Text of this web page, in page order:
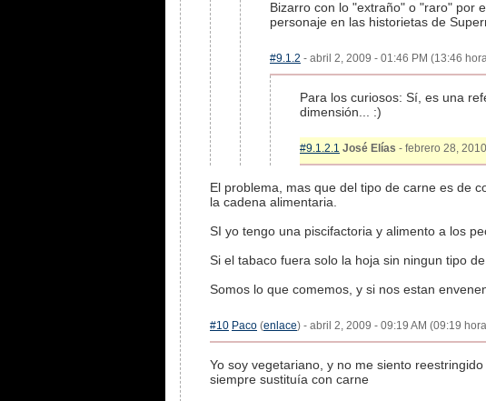
Bizarro con lo "extraño" o "raro" por
personaje en las historietas de
#9.1.2 - abril 2, 2009 - 01:46 PM (13:46
Para los curiosos: Sí, es una
dimensión... :)
#9.1.2.1 José Elías - febrero 28,
El problema, mas que del tipo de carne es de
la cadena alimentaria.
SI yo tengo una piscifactoria y alimento a los
Si el tabaco fuera solo la hoja sin ningun tipo
Somos lo que comemos, y si nos estan
#10 Paco (enlace) - abril 2, 2009 - 09:19 AM (09:19
Yo soy vegetariano, y no me siento
siempre sustituía con carne